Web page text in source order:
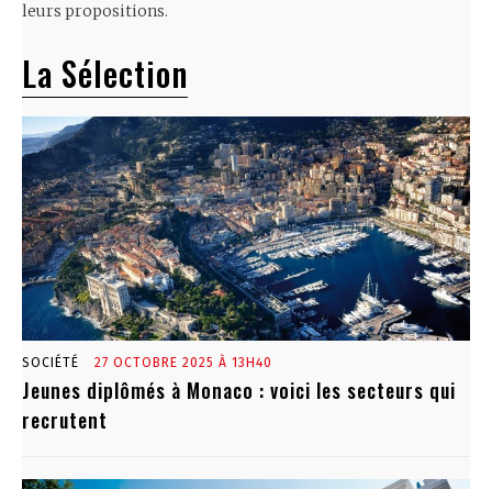
leurs propositions.
La Sélection
SOCIÉTÉ 27 OCTOBRE 2025 À 13H40
Jeunes diplômés à Monaco : voici les secteurs qui
recrutent